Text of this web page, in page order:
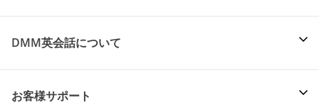
DMM英会話について
お客様サポート